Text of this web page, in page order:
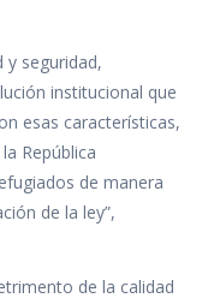
y seguridad,
institucional que
esas características,
República
de manera
de la ley”,
de la calidad